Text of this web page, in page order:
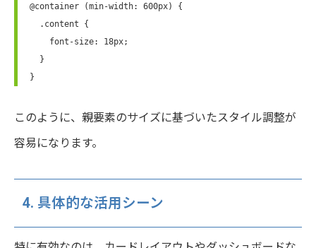
@container (min-width: 600px) {
}
このように、親要素のサイズに基づいたスタイル調整が
容易になります。
4. 具体的な活用シーン